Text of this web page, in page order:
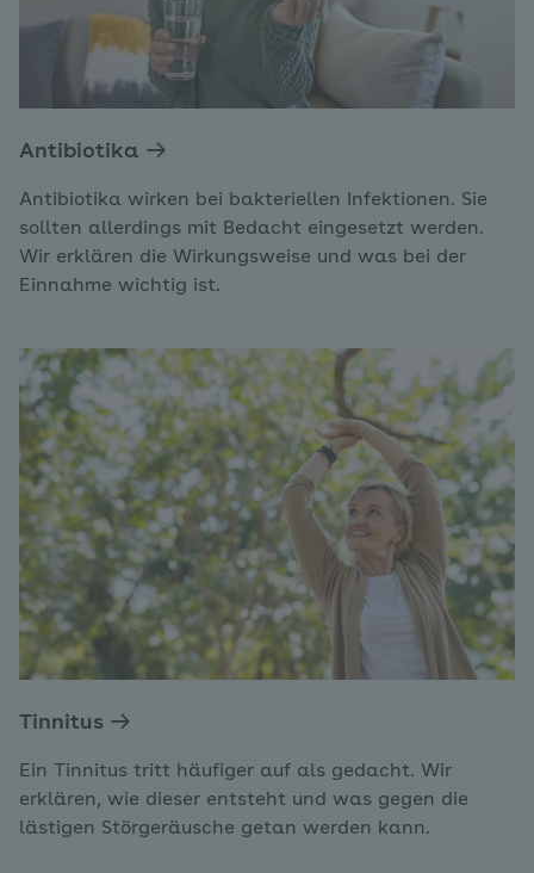
Antibiotika
Antibiotika wirken bei bakteriellen Infektionen. Sie
sollten allerdings mit Bedacht eingesetzt werden.
Wir erklären die Wirkungsweise und was bei der
Einnahme wichtig ist.
Tinnitus
Ein Tinnitus tritt häufiger auf als gedacht. Wir
erklären, wie dieser entsteht und was gegen die
lästigen Störgeräusche getan werden kann.